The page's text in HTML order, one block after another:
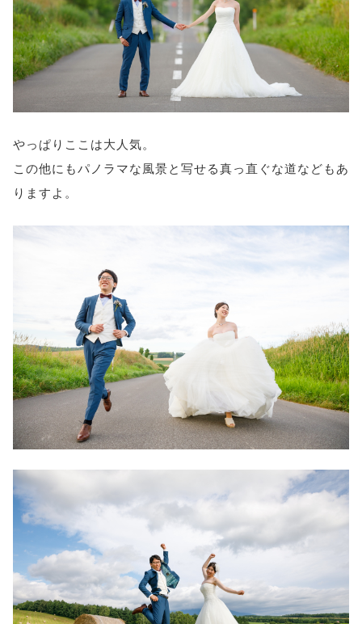
やっぱりここは大人気。
この他にもパノラマな風景と写せる真っ直ぐな道などもあ
りますよ。